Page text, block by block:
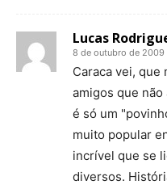
Lucas
8 de outubro de 2009
Caraca vei, que
amigos que
é só um
muito popular
incrível que se
diversos.